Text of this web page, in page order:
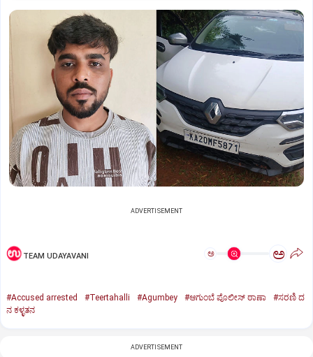
ADVERTISEMENT
TEAM UDAYAVANI ಅ ಅ
#Accused arrested #Teertahalli #Agumbey #ಆಗುಂಬೆ ಪೊಲೀಸ್ ಠಾಣಾ
#ಸರಣಿ ದ
ನ ಕಳ್ಳತನ
ADVERTISEMENT